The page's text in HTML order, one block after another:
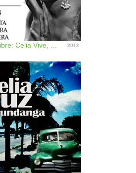
Serie Cuba Libre: Celia Vive, Vol. 3 (Remastered) 2012